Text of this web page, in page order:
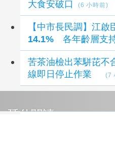
大食安破口
(6 小時前)
【中市長民調】江
14.1% 各年齡層支
苦茶油檢出苯駢芘
線即日停止作業
(7
延伸閱讀